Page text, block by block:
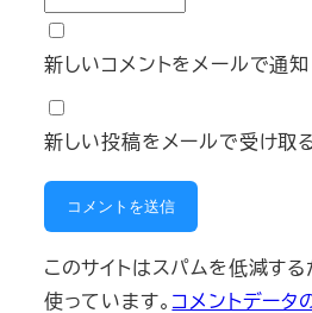
新しいコメントをメールで通知
新しい投稿をメールで受け取
このサイトはスパムを低減す
使っています。 コメントデー